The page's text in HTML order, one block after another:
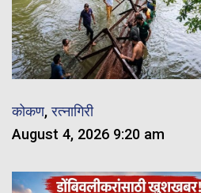
कोकण,रत्नागिरी
August 4, 2026 9:20 am